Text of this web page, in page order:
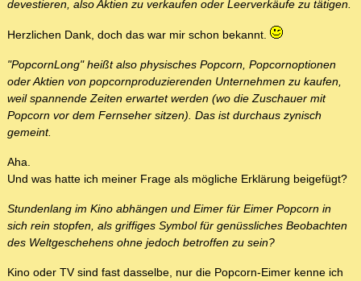
devestieren, also Aktien zu verkaufen oder Leerverkäufe zu tätigen.
Herzlichen Dank, doch das war mir schon bekannt.
"PopcornLong" heißt also physisches Popcorn, Popcornoptionen
oder Aktien von popcornproduzierenden Unternehmen zu kaufen,
weil spannende Zeiten erwartet werden (wo die Zuschauer mit
Popcorn vor dem Fernseher sitzen). Das ist durchaus zynisch
gemeint.
Aha.
Und was hatte ich meiner Frage als mögliche Erklärung beigefügt?
Stundenlang im Kino abhängen und Eimer für Eimer Popcorn in
sich rein stopfen, als griffiges Symbol für genüssliches Beobachten
des Weltgeschehens ohne jedoch betroffen zu sein?
Kino oder TV sind fast dasselbe, nur die Popcorn-Eimer kenne ich